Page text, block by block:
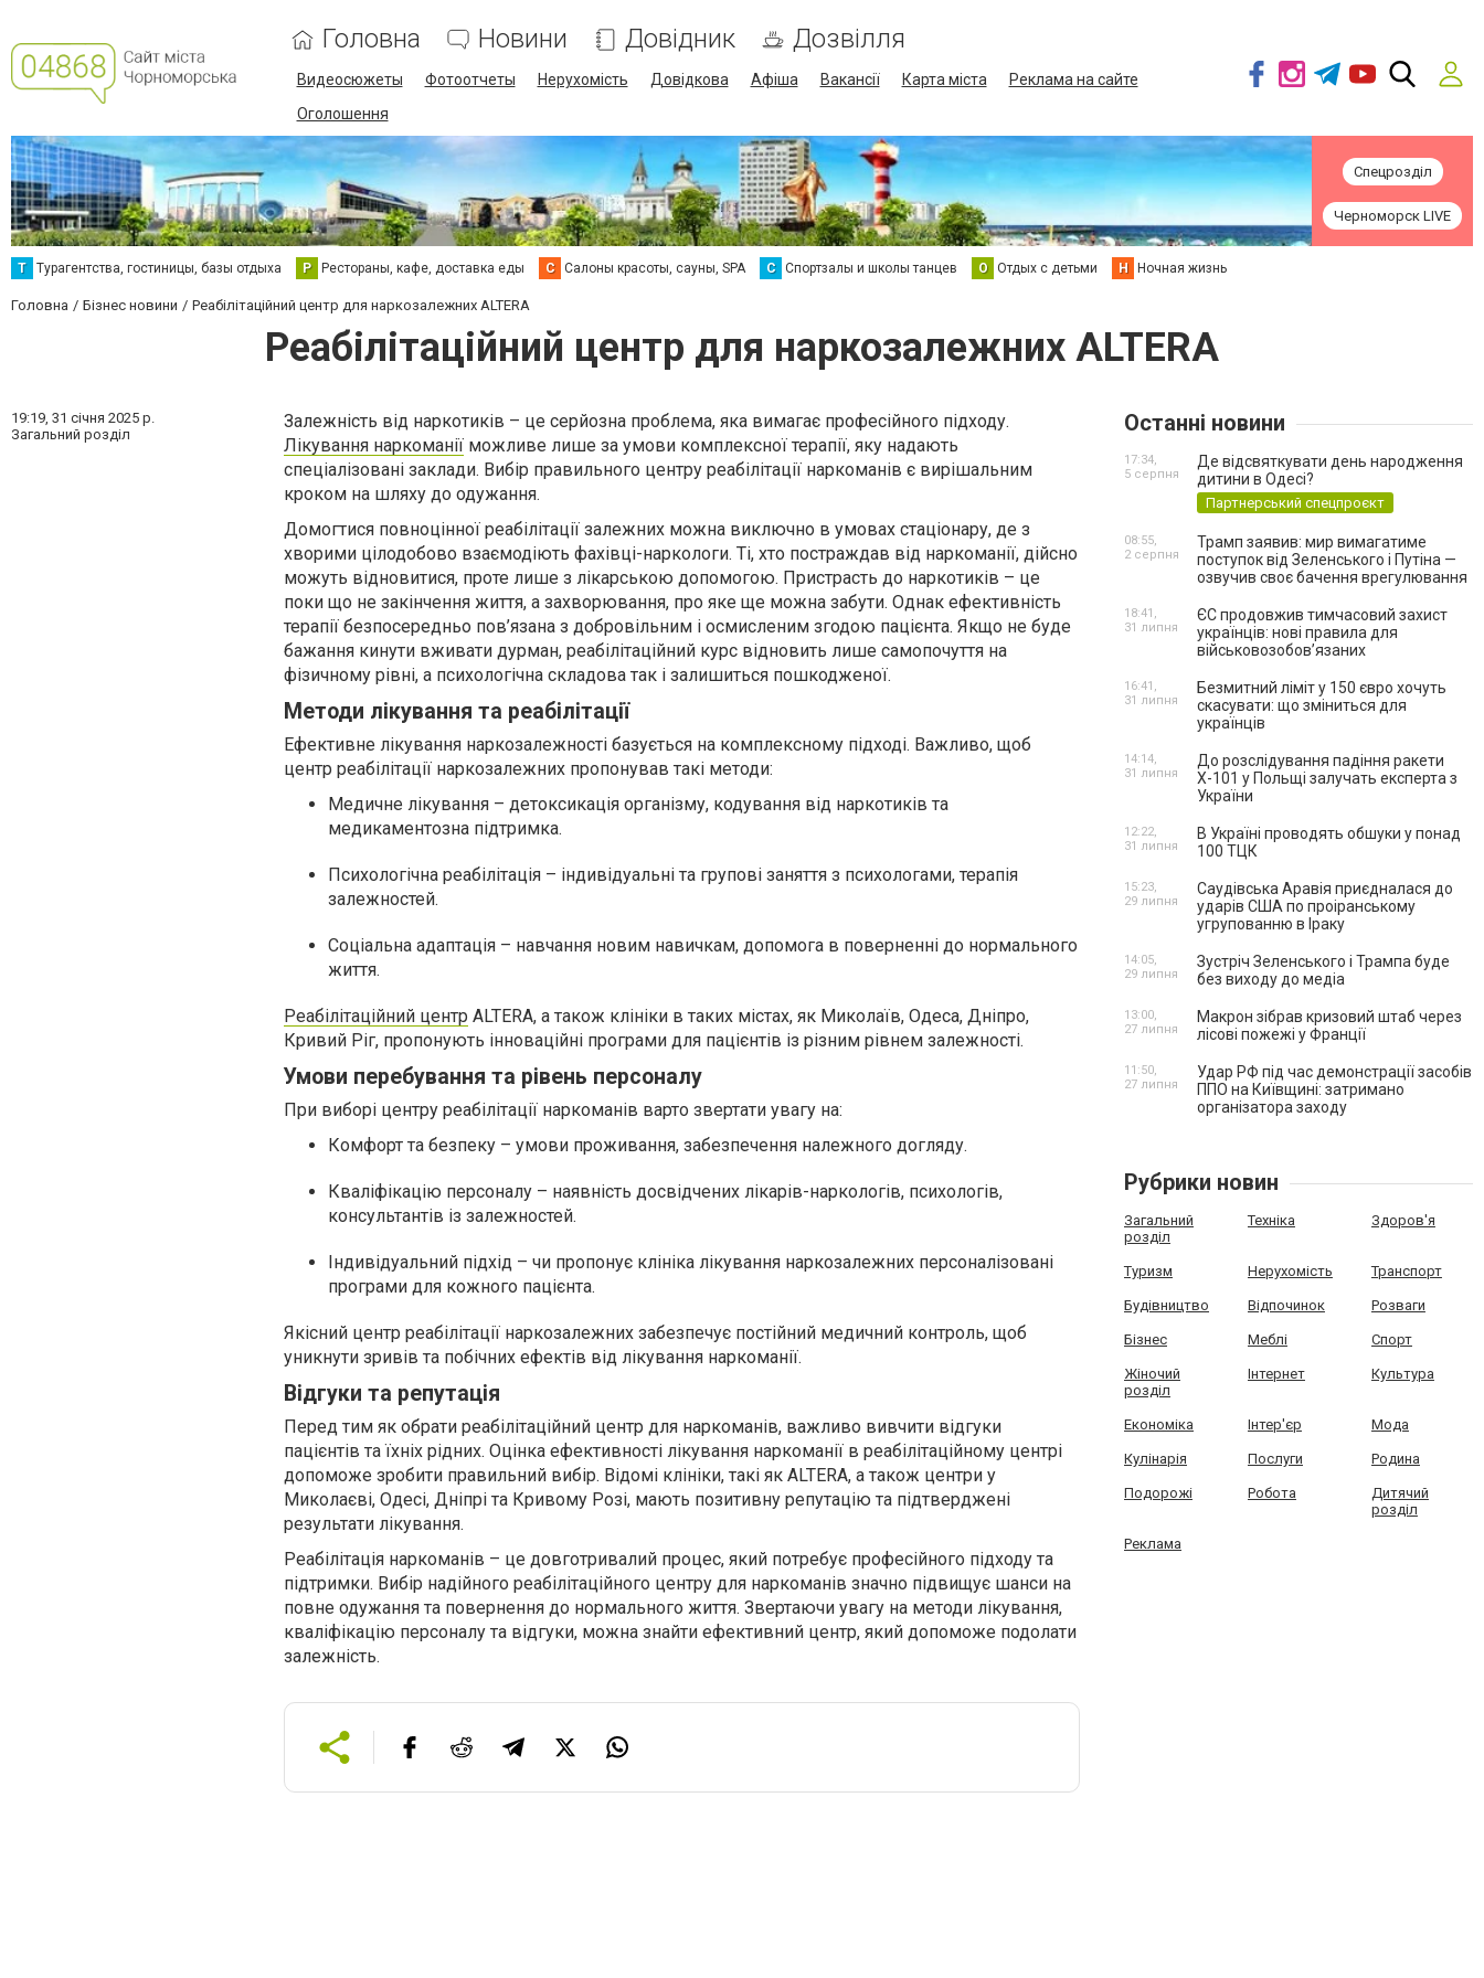
Головна Новини Довідник Дозвілля
Видеосюжеты Фотоотчеты Нерухомість Довідкова Афіша Вакансії Карта міста
Реклама на сайте
Оголошення
Спецрозділ
Черноморск LIVE
Т Турагентства, гостиницы, базы отдыха Р Рестораны, кафе, доставка еды С Салоны красоты, сауны, SPA С Спортзалы и школы танцев О Отдых с детьми Н Ночная жизнь
Головна Бізнес новини Реабілітаційний центр для наркозалежних ALTERA
Реабілітаційний центр для наркозалежних ALTERA
19:19, 31 січня 2025 р.
Загальний розділ
Залежність від наркотиків – це серйозна проблема, яка вимагає професійного підходу.
Лікування наркоманії можливе лише за умови комплексної терапії, яку надають
спеціалізовані заклади. Вибір правильного центру реабілітації наркоманів є вирішальним
кроком на шляху до одужання.
Домогтися повноцінної реабілітації залежних можна виключно в умовах стаціонару, де з
хворими цілодобово взаємодіють фахівці-наркологи. Ті, хто постраждав від наркоманії, дійсно
можуть відновитися, проте лише з лікарською допомогою. Пристрасть до наркотиків – це
поки що не закінчення життя, а захворювання, про яке ще можна забути. Однак ефективність
терапії безпосередньо пов’язана з добровільним і осмисленим згодою пацієнта. Якщо не буде
бажання кинути вживати дурман, реабілітаційний курс відновить лише самопочуття на
фізичному рівні, а психологічна складова так і залишиться пошкодженої.
Методи лікування та реабілітації
Ефективне лікування наркозалежності базується на комплексному підході. Важливо, щоб
центр реабілітації наркозалежних пропонував такі методи:
Медичне лікування – детоксикація організму, кодування від наркотиків та
медикаментозна підтримка.
Психологічна реабілітація – індивідуальні та групові заняття з психологами, терапія
залежностей.
Соціальна адаптація – навчання новим навичкам, допомога в поверненні до нормального
життя.
Реабілітаційний центр ALTERA, а також клініки в таких містах, як Миколаїв, Одеса, Дніпро,
Кривий Ріг, пропонують інноваційні програми для пацієнтів із різним рівнем залежності.
Умови перебування та рівень персоналу
При виборі центру реабілітації наркоманів варто звертати увагу на:
Комфорт та безпеку – умови проживання, забезпечення належного догляду.
Кваліфікацію персоналу – наявність досвідчених лікарів-наркологів, психологів,
консультантів із залежностей.
Індивідуальний підхід – чи пропонує клініка лікування наркозалежних персоналізовані
програми для кожного пацієнта.
Якісний центр реабілітації наркозалежних забезпечує постійний медичний контроль, щоб
уникнути зривів та побічних ефектів від лікування наркоманії.
Відгуки та репутація
Перед тим як обрати реабілітаційний центр для наркоманів, важливо вивчити відгуки
пацієнтів та їхніх рідних. Оцінка ефективності лікування наркоманії в реабілітаційному центрі
допоможе зробити правильний вибір. Відомі клініки, такі як ALTERA, а також центри у
Миколаєві, Одесі, Дніпрі та Кривому Розі, мають позитивну репутацію та підтверджені
результати лікування.
Реабілітація наркоманів – це довготривалий процес, який потребує професійного підходу та
підтримки. Вибір надійного реабілітаційного центру для наркоманів значно підвищує шанси на
повне одужання та повернення до нормального життя. Звертаючи увагу на методи лікування,
кваліфікацію персоналу та відгуки, можна знайти ефективний центр, який допоможе подолати
залежність.
Останні новини
Де відсвяткувати день народження
дитини в Одесі?
Партнерський спецпроєкт
17:34,
5 серпня
Трамп заявив: мир вимагатиме
поступок від Зеленського і Путіна —
озвучив своє бачення врегулювання
08:55,
2 серпня
ЄС продовжив тимчасовий захист
українців: нові правила для
військовозобов’язаних
18:41,
31 липня
Безмитний ліміт у 150 євро хочуть
скасувати: що зміниться для
українців
16:41,
31 липня
До розслідування падіння ракети
Х-101 у Польщі залучать експерта з
України
14:14,
31 липня
В Україні проводять обшуки у понад
100 ТЦК
12:22,
31 липня
Саудівська Аравія приєдналася до
ударів США по проіранському
угрупованню в Іраку
15:23,
29 липня
Зустріч Зеленського і Трампа буде
без виходу до медіа
14:05,
29 липня
Макрон зібрав кризовий штаб через
лісові пожежі у Франції
13:00,
27 липня
Удар РФ під час демонстрації засобів
ППО на Київщині: затримано
організатора заходу
11:50,
27 липня
Рубрики новин
Загальний
розділ
Техніка Здоров'я
Туризм Нерухомість Транспорт
Будівництво Відпочинок Розваги
Бізнес Меблі Спорт
Жіночий
розділ
Інтернет Культура
Економіка Інтер'єр Мода
Кулінарія Послуги Родина
Подорожі Робота
Дитячий
розділ
Реклама